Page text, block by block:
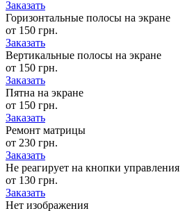
Заказать
Горизонтальные полосы на экране
от 150 грн.
Заказать
Вертикальные полосы на экране
от 150 грн.
Заказать
Пятна на экране
от 150 грн.
Заказать
Ремонт матрицы
от 230 грн.
Заказать
Не реагирует на кнопки управления
от 130 грн.
Заказать
Нет изображения